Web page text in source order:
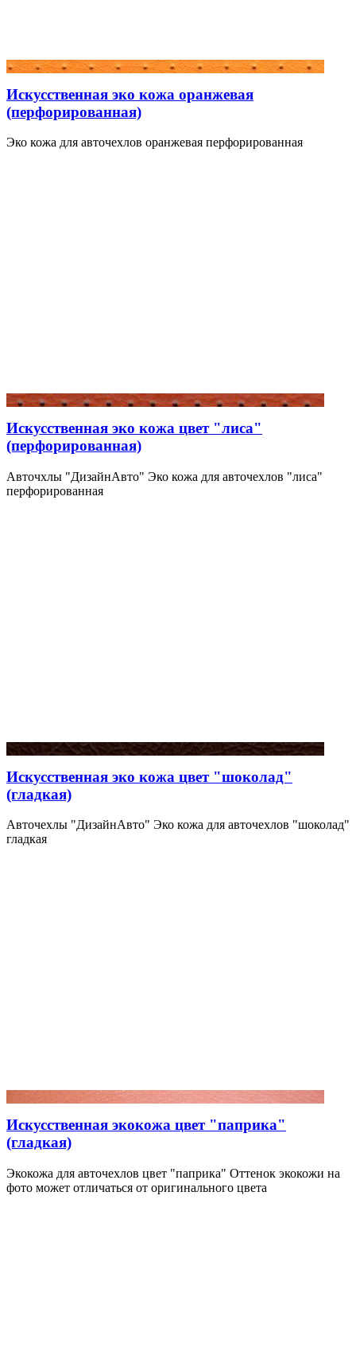
Искусственная эко кожа оранжевая
(перфорированная)
Эко кожа для авточехлов оранжевая перфорированная
Искусственная эко кожа цвет "лиса"
(перфорированная)
Авточхлы "ДизайнАвто" Эко кожа для авточехлов "лиса"
перфорированная
Искусственная эко кожа цвет "шоколад"
(гладкая)
Авточехлы "ДизайнАвто" Эко кожа для авточехлов "шоколад"
гладкая
Искусственная экокожа цвет "паприка"
(гладкая)
Экокожа для авточехлов цвет "паприка" Оттенок экокожи на
фото может отличаться от оригинального цвета